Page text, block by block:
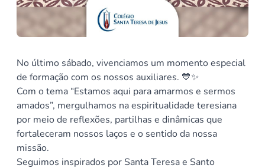
No último sábado, vivenciamos um momento especial
de formação com os nossos auxiliares. 💙✨
Com o tema “Estamos aqui para amarmos e sermos
amados”, mergulhamos na espiritualidade teresiana
por meio de reflexões, partilhas e dinâmicas que
fortaleceram nossos laços e o sentido da nossa
missão.
Seguimos inspirados por Santa Teresa e Santo